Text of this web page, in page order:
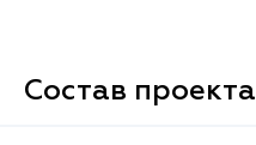
Состав проекта